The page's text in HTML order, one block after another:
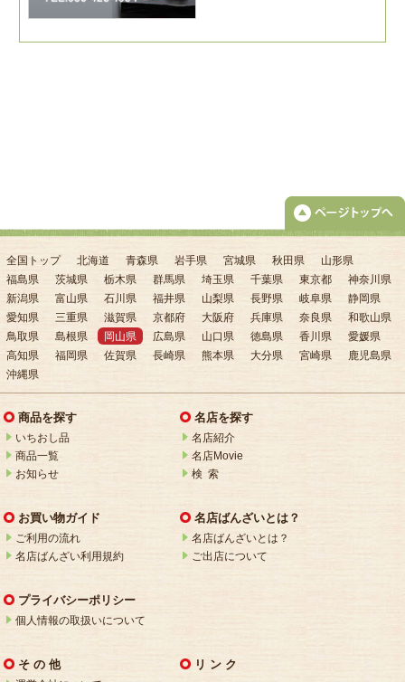
全国トップ 北海道 青森県 岩手県 宮城県 秋田県
山形県
福島県
茨城県 栃木県 群馬県 埼玉県 千葉県 東京都
神奈川県
新潟県
富山県 石川県 福井県 山梨県 長野県 岐阜県
静岡県
愛知県
三重県 滋賀県 京都府 大阪府 兵庫県 奈良県
和歌山県
鳥取県
島根県 岡山県 広島県 山口県 徳島県 香川県
愛媛県
高知県
福岡県 佐賀県 長崎県 熊本県 大分県 宮崎県
鹿児島県
沖縄県
商品を探す
いちおし品
商品一覧
お知らせ
名店を探す
名店紹介
名店Movie
検 索
お買い物ガイド
ご利用の流れ
名店ばんざい利用規約
名店ばんざいとは？
名店ばんざいとは？
ご出店について
プライバシーポリシー
個人情報の取扱いについて
そ の 他 リ ン ク